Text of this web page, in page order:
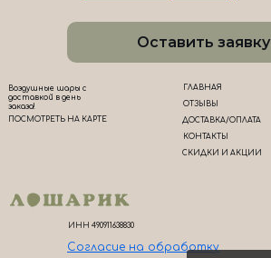
Оставить заявку
ОТЗЫВЫ
ГЛАВНАЯ
ДОСТАВКА/ОПЛАТА
СКИДКИ И АКЦИИ
КОНТАКТЫ
Воздушные шары с
доставкой в день
заказа!
ПОСМОТРЕТЬ НА КАРТЕ
ИНН 490911638830
Согласие на обработку